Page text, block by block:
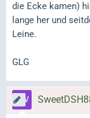
die Ecke kamen)
lange her und
Leine.
GLG